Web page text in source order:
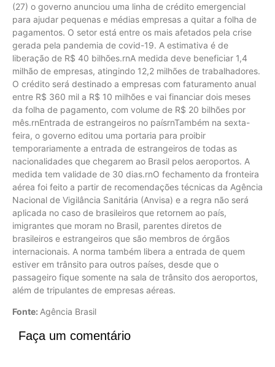
(27) o governo anunciou uma linha de crédito emergencial
para ajudar pequenas e médias empresas a quitar a folha de
pagamentos. O setor está entre os mais afetados pela crise
gerada pela pandemia de covid-19. A estimativa é de
liberação de R$ 40 bilhões.rnA medida deve beneficiar 1,4
milhão de empresas, atingindo 12,2 milhões de trabalhadores.
O crédito será destinado a empresas com faturamento anual
entre R$ 360 mil a R$ 10 milhões e vai financiar dois meses
da folha de pagamento, com volume de R$ 20 bilhões por
mês.rnEntrada de estrangeiros no paísrnTambém na sexta-
feira, o governo editou uma portaria para proibir
temporariamente a entrada de estrangeiros de todas as
nacionalidades que chegarem ao Brasil pelos aeroportos. A
medida tem validade de 30 dias.rnO fechamento da fronteira
aérea foi feito a partir de recomendações técnicas da Agência
Nacional de Vigilância Sanitária (Anvisa) e a regra não será
aplicada no caso de brasileiros que retornem ao país,
imigrantes que moram no Brasil, parentes diretos de
brasileiros e estrangeiros que são membros de órgãos
internacionais. A norma também libera a entrada de quem
estiver em trânsito para outros países, desde que o
passageiro fique somente na sala de trânsito dos aeroportos,
além de tripulantes de empresas aéreas.
Fonte: Agência Brasil
Faça um comentário